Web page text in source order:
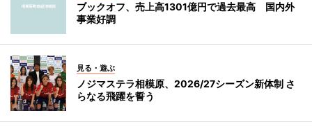
ブックオフ、売上高1301億円で過去最高 国内外
事業好調
見る・遊ぶ
ノジマステラ相模原、2026/27シーズン新体制 さ
らなる飛躍を誓う